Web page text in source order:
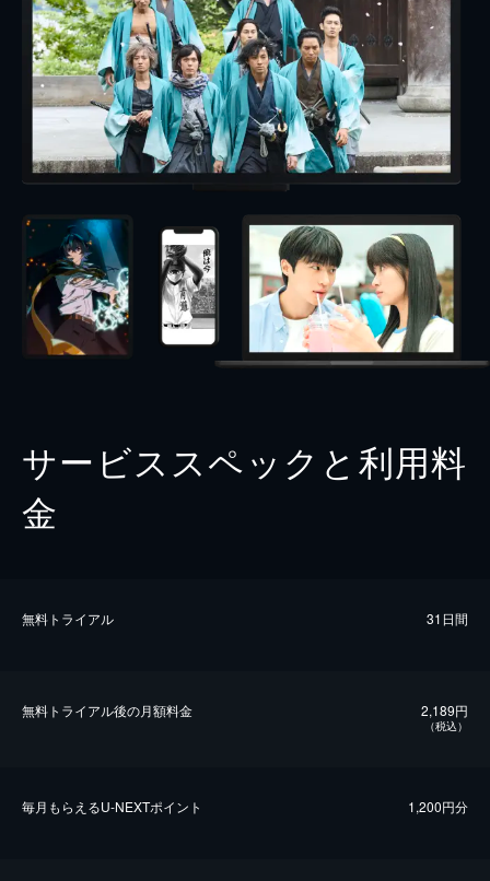
サービススペックと利用料
金
無料トライアル 31日間
無料トライアル後の⽉額料金 2,189円
（税込）
毎⽉もらえるU-NEXTポイント 1,200円分